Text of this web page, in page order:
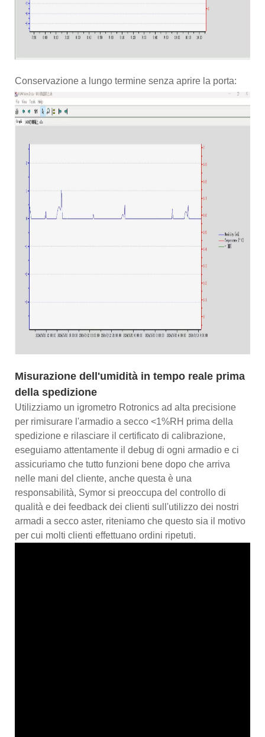
Conservazione a lungo termine senza aprire la porta:
Misurazione dell'umidità in tempo reale prima
della spedizione
Utilizziamo un igrometro Rotronics ad alta precisione
per rimisurare l'armadio a secco <1%RH prima della
spedizione e rilasciare il certificato di calibrazione,
eseguiamo attentamente il debug di ogni armadio e ci
assicuriamo che tutto funzioni bene dopo che arriva
nelle mani del cliente, anche questa è una
responsabilità, Symor si preoccupa del controllo di
qualità e dei feedback dei clienti sull'utilizzo dei nostri
armadi a secco aster, riteniamo che questo sia il motivo
per cui molti clienti effettuano ordini ripetuti.